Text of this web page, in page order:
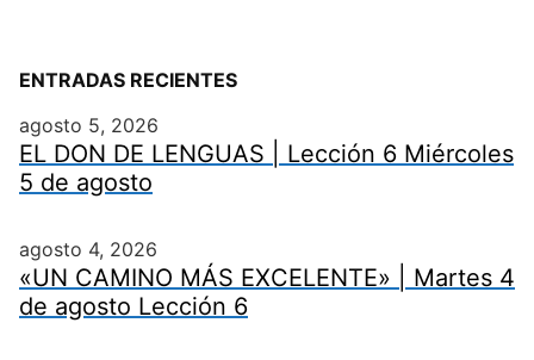
ENTRADAS RECIENTES
agosto 5, 2026
EL DON DE LENGUAS | Lección 6 Miércoles
5 de agosto
agosto 4, 2026
«UN CAMINO MÁS EXCELENTE» | Martes 4
de agosto Lección 6